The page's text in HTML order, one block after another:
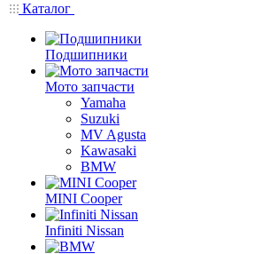
Каталог
Подшипники
Мото запчасти
Yamaha
Suzuki
MV Agusta
Kawasaki
BMW
MINI Cooper
Infiniti Nissan